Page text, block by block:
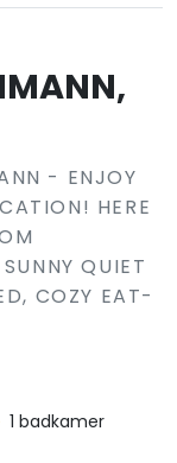
- ENJOY
HERE
QUIET
COZY EAT-
1 badkamer